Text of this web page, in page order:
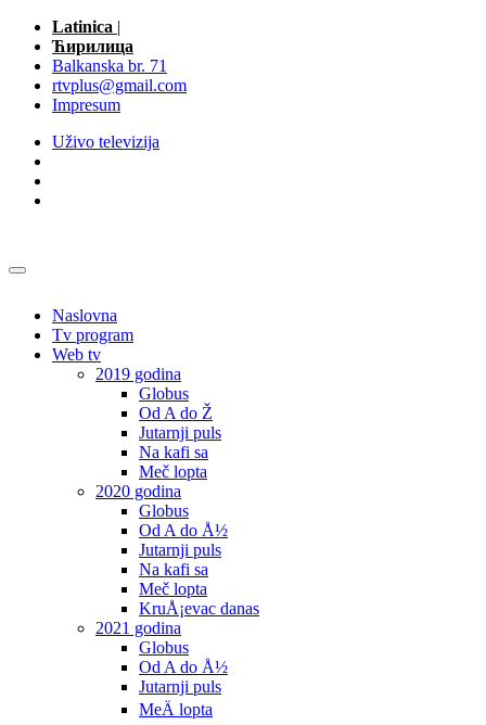
Latinica |
Ћирилица
Balkanska br. 71
rtvplus@gmail.com
Impresum
Uživo televizija
Naslovna
Tv program
Web tv
2019 godina
Globus
Od A do Ž
Jutarnji puls
Na kafi sa
Meč lopta
2020 godina
Globus
Od A do Å½
Jutarnji puls
Na kafi sa
Meč lopta
KruÅ¡evac danas
2021 godina
Globus
Od A do Å½
Jutarnji puls
MeÄ lopta